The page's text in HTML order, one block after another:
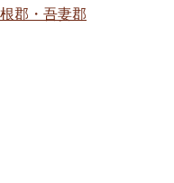
郡・吾妻郡